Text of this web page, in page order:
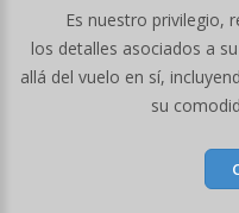
Es nuestro privilegio,
los detalles asociados a
allá del vuelo en sí,
su